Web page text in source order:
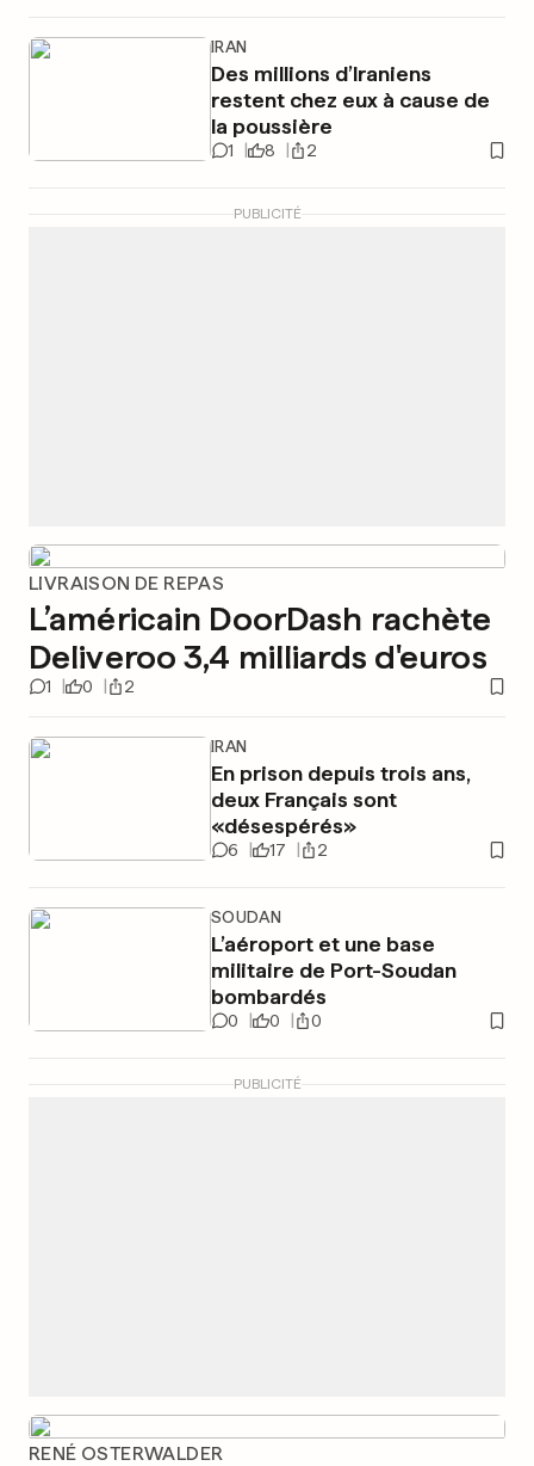
IRAN
Des millions d’Iraniens
restent chez eux à cause de
la poussière
1 8 2
PUBLICITÉ
LIVRAISON DE REPAS
L’américain DoorDash rachète
Deliveroo 3,4 milliards d'euros
1 0 2
IRAN
En prison depuis trois ans,
deux Français sont
«désespérés»
6 17 2
SOUDAN
L’aéroport et une base
militaire de Port-Soudan
bombardés
0 0 0
PUBLICITÉ
RENÉ OSTERWALDER